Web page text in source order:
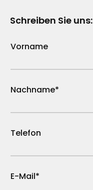
Schreiben Sie uns:
Vorname
Nachname*
Telefon
E-Mail*